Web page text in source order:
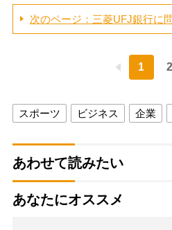
次のページ：三菱UFJ銀行に
1 2
スポーツ ビジネス 企業
あわせて読みたい
あなたにオススメ